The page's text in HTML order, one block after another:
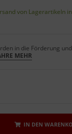
von Lagerartikeln
in die Förderung
MEHR
IN DEN